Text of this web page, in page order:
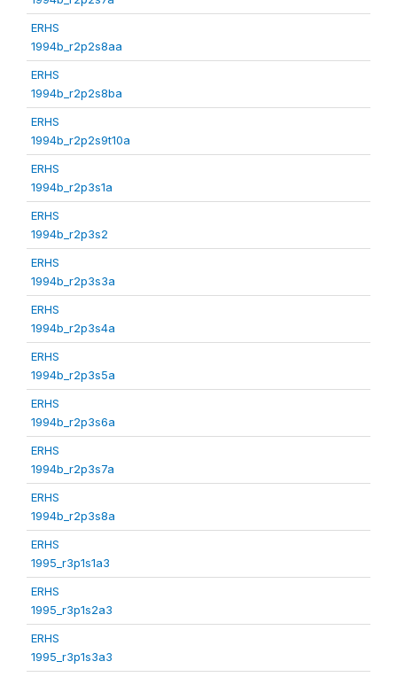
ERHS
1994b_r2p2s8aa
ERHS
1994b_r2p2s8ba
ERHS
1994b_r2p2s9t10a
ERHS
1994b_r2p3s1a
ERHS
1994b_r2p3s2
ERHS
1994b_r2p3s3a
ERHS
1994b_r2p3s4a
ERHS
1994b_r2p3s5a
ERHS
1994b_r2p3s6a
ERHS
1994b_r2p3s7a
ERHS
1994b_r2p3s8a
ERHS
1995_r3p1s1a3
ERHS
1995_r3p1s2a3
ERHS
1995_r3p1s3a3